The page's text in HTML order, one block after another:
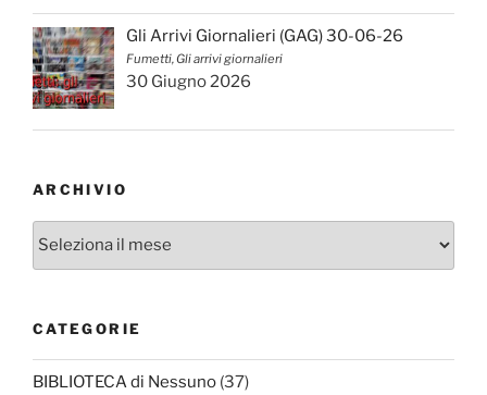
Gli Arrivi Giornalieri (GAG) 30-06-26
Fumetti, Gli arrivi giornalieri
30 Giugno 2026
ARCHIVIO
Archivio
CATEGORIE
BIBLIOTECA di Nessuno (37)